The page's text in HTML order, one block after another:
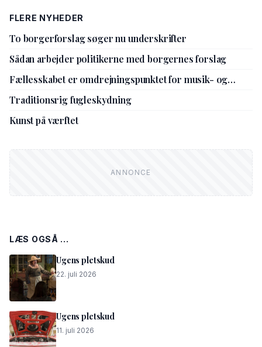
FLERE NYHEDER
To borgerforslag søger nu underskrifter
Sådan arbejder politikerne med borgernes forslag
Fællesskabet er omdrejningspunktet for musik- og
Traditionsrig fugleskydning
Kunst på værftet
LÆS OGSÅ ...
Ugens pletskud
22. juli 2026
Ugens pletskud
11. juli 2026